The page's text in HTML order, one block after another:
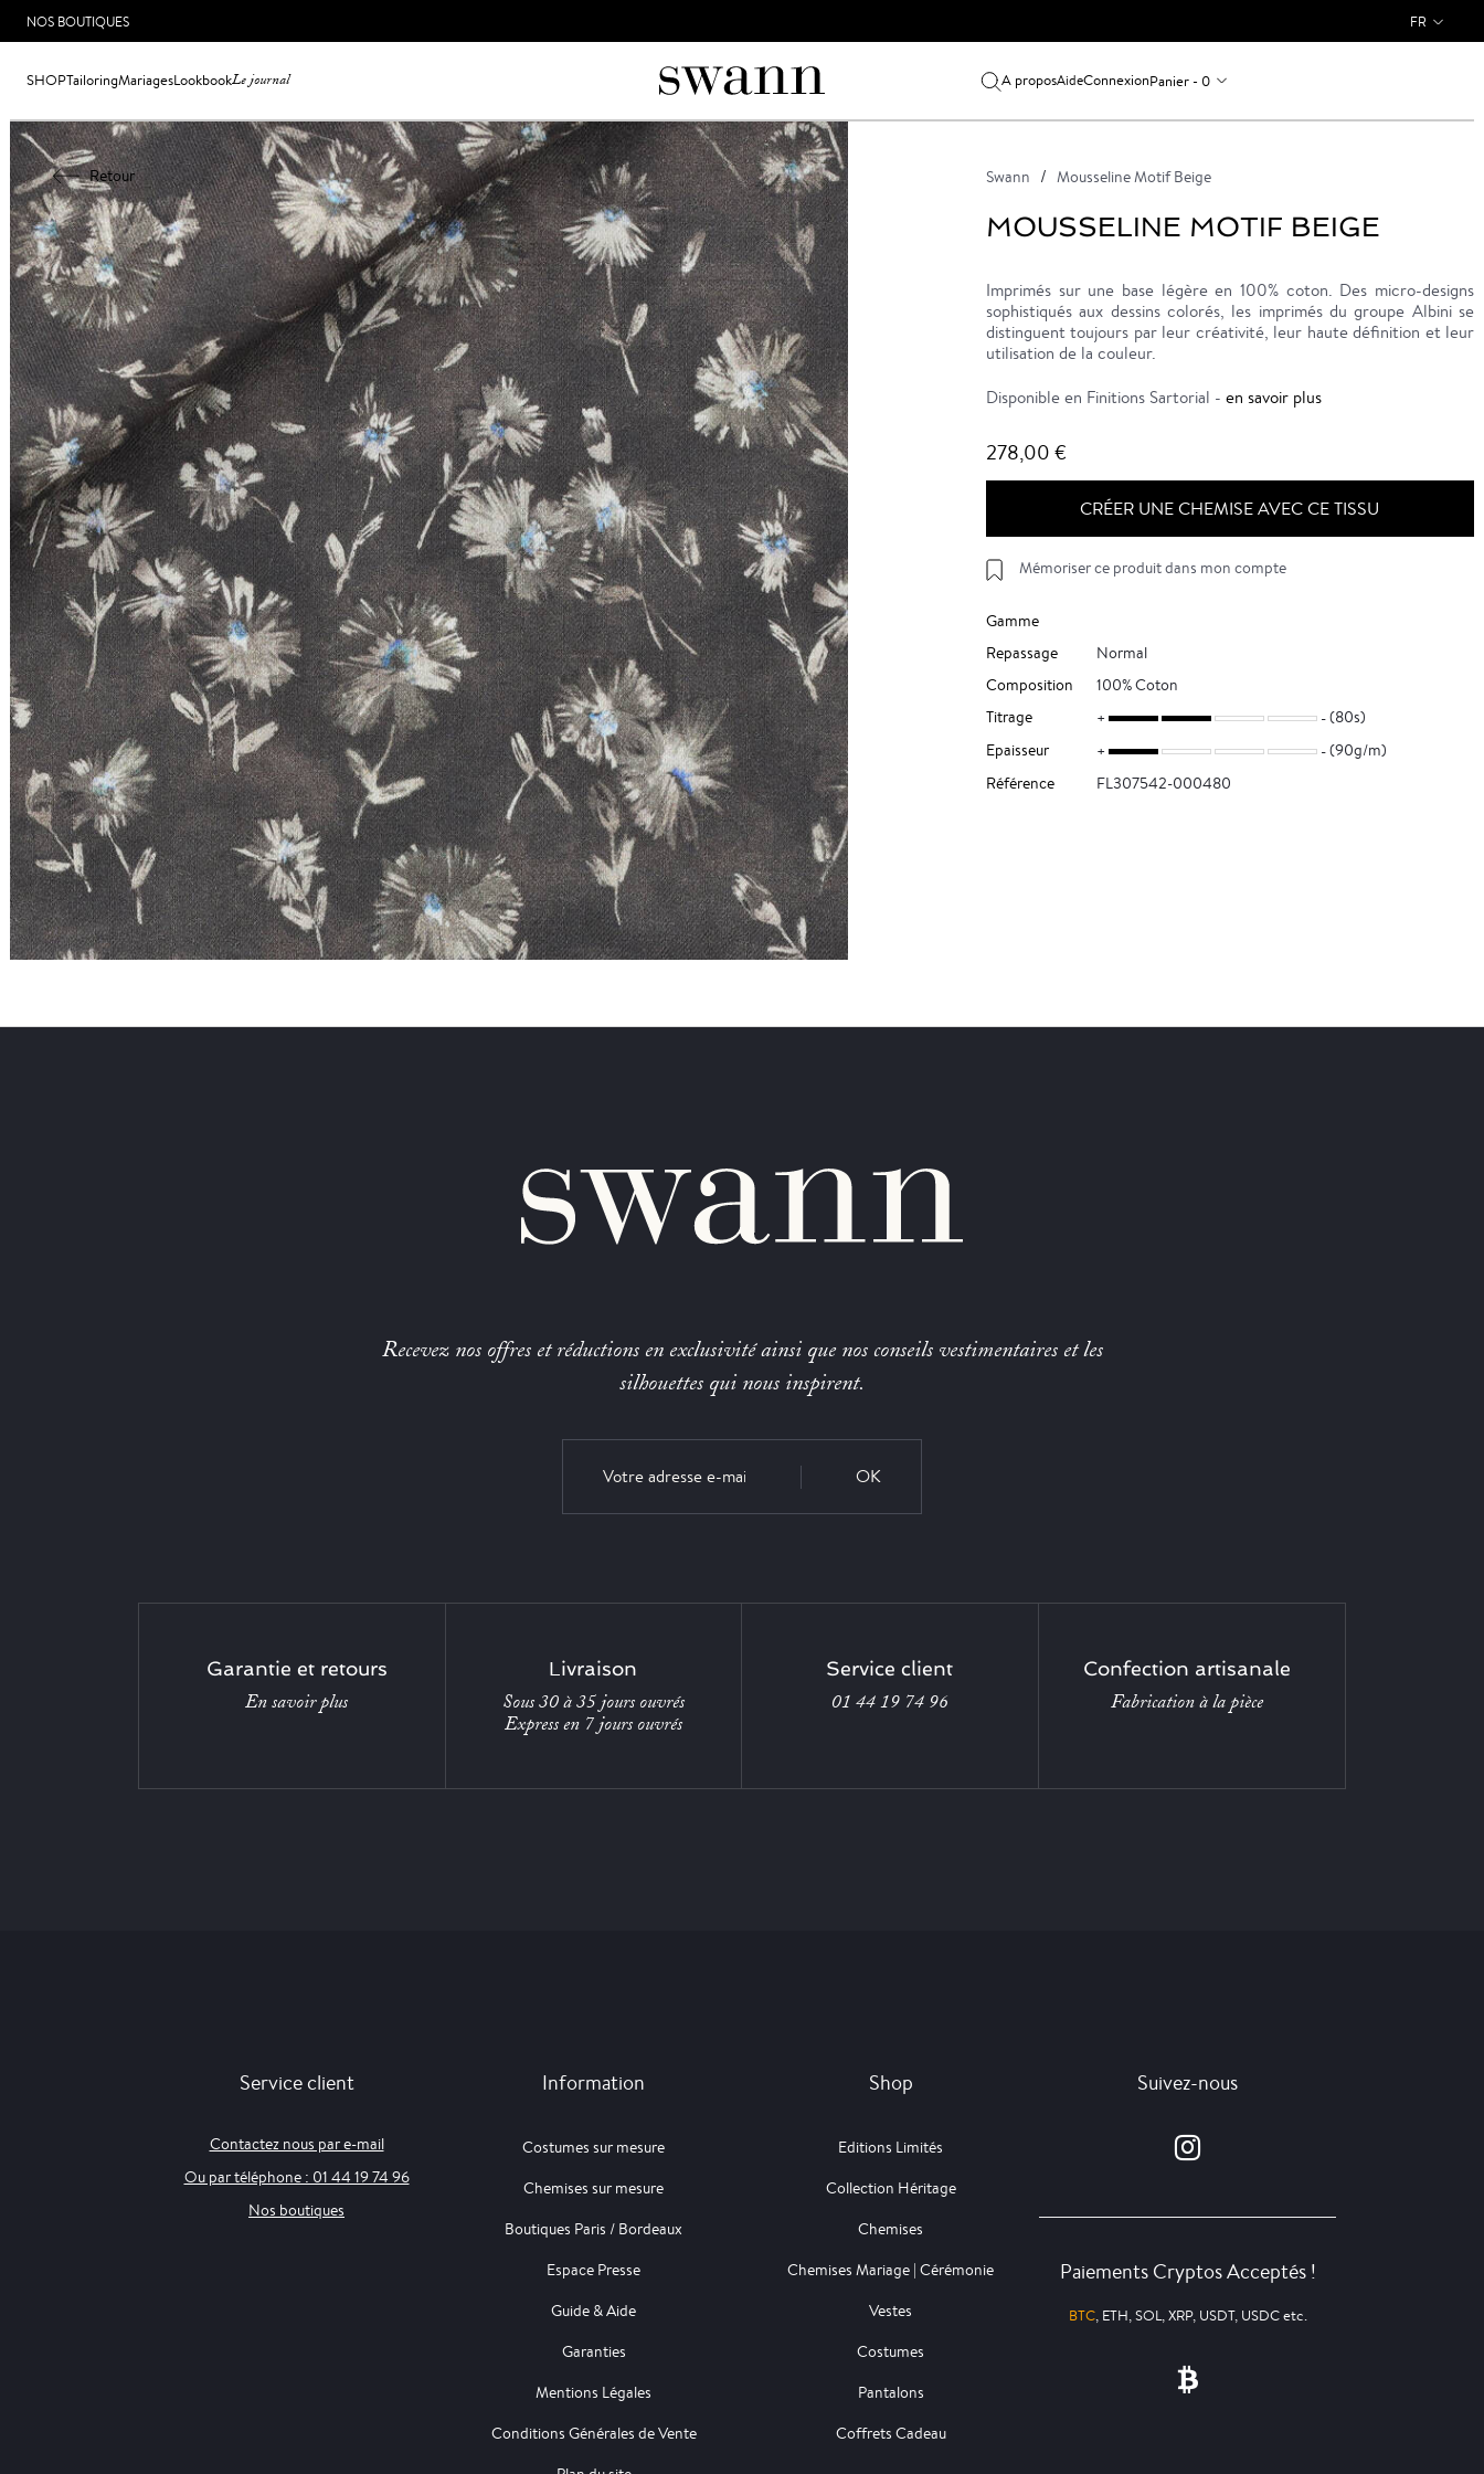
NOS BOUTIQUES FR
SHOPTailoringMariagesLookbookLe journal A proposAideConnexionPanier - 0
Retour Swann Mousseline Motif Beige
MOUSSELINE MOTIF BEIGE
Imprimés sur une base légère en 100% coton. Des micro-designs
sophistiqués aux dessins colorés, les imprimés du groupe Albini se
distinguent toujours par leur créativité, leur haute définition et leur
utilisation de la couleur.
Disponible en Finitions Sartorial - en savoir plus
278,00 €
CRÉER UNE CHEMISE AVEC CE TISSU
Mémoriser ce produit dans mon compte
Gamme
Repassage
Normal
Composition
100% Coton
Titrage
(80s)
Epaisseur
(90g/m)
Référence
FL307542-000480
Recevez nos offres et réductions en exclusivité ainsi que nos conseils vestimentaires et les
silhouettes qui nous inspirent.
OK
Garantie et retours
En savoir plus
Livraison
Sous 30 à 35 jours ouvrés
Express en 7 jours ouvrés
Service client
01 44 19 74 96
Confection artisanale
Fabrication à la pièce
Service client
Contactez nous par e-mail
Ou par téléphone : 01 44 19 74 96
Nos boutiques
Information
Costumes sur mesure
Chemises sur mesure
Boutiques Paris / Bordeaux
Espace Presse
Guide & Aide
Garanties
Mentions Légales
Conditions Générales de Vente
Shop
Editions Limités
Collection Héritage
Chemises
Chemises Mariage | Cérémonie
Vestes
Costumes
Pantalons
Coffrets Cadeau
Suivez-nous
Paiements Cryptos Acceptés !
BTC, ETH, SOL, XRP, USDT, USDC etc.